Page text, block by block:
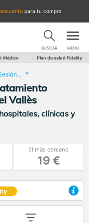
para tu compra
BUSCAR MENU
Médico Plan de salud Fidelity
Sesión de Rehabilitación. Tratamiento combinado
Vallès
clínicas y
El más cercano
19 €